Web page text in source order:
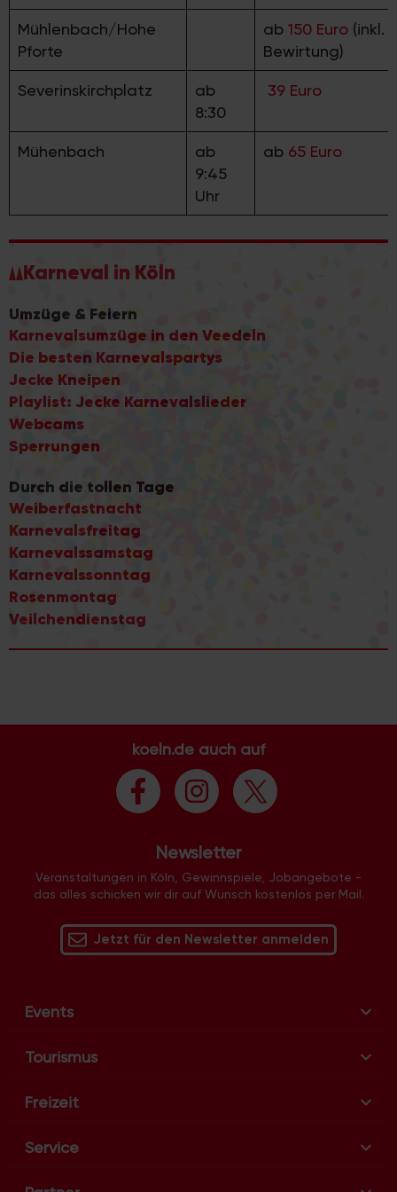
gesammelt haben.
Mühlenbach/Hohe
Pforte
ab 150 Euro (inkl.
Bewirtung)
Severinskirchplatz
ab
8:30
39 Euro
Mühenbach
ab
9:45
Uhr
ab 65 Euro
Karneval in Köln
Umzüge & Feiern
Karnevalsumzüge in den Veedeln
Die besten Karnevalspartys
Jecke Kneipen
Playlist: Jecke Karnevalslieder
Webcams
Sperrungen
Durch die tollen Tage
Weiberfastnacht
Karnevalsfreitag
Karnevalssamstag
Karnevalssonntag
Rosenmontag
Veilchendienstag
koeln.de auch auf
Newsletter
Veranstaltungen in Köln, Gewinnspiele, Jobangebote -
das alles schicken wir dir auf Wunsch kostenlos per Mail.
Jetzt für den Newsletter anmelden
Events
Tourismus
Freizeit
Service